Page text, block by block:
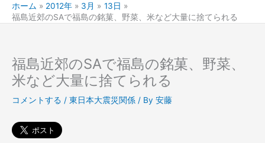
ホーム 2012年 3月
13日
福島近郊のSAで福島の銘菓、野菜、米など大量に捨てられる
福島近郊のSAで福島の銘菓、野菜、
米など大量に捨てられる
コメントする / 東日本大震災関係 / By 安藤